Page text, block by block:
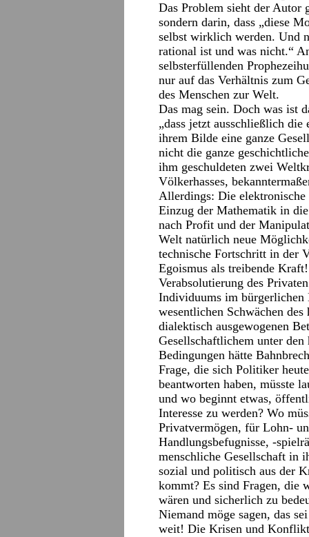
Das Problem sieht der
sondern darin, dass „diese
selbst wirklich werden. Und
rational ist und was nicht.“
selbsterfüllenden
nur auf das Verhältnis zum
des Menschen zur Welt.
Das mag sein. Doch was ist
„dass jetzt ausschließlich
ihrem Bilde eine ganze
nicht die ganze
ihm geschuldeten zwei
Völkerhasses,
Allerdings: Die elektronische
Einzug der Mathematik in
nach Profit und der
Welt natürlich neue
technische Fortschritt in der
Egoismus als treibende
Verabsolutierung des
Individuums im bürgerlichen
wesentlichen Schwächen
dialektisch ausgewogenen
Gesellschaftlichem unter
Bedingungen hätte
Frage, die sich Politiker
beantworten haben, müsste
und wo beginnt etwas,
Interesse zu werden? Wo
Privatvermögen, für Lohn-
Handlungsbefugnisse, -
menschliche Gesellschaft in
sozial und politisch aus der
kommt? Es sind Fragen, die
wären und sicherlich zu
Niemand möge sagen, das
weit! Die Krisen und